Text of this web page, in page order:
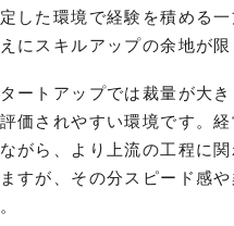
した環境で経験を積める一
にスキルアップの余地が限
ートアップでは裁量が大
価されやすい環境です。
がら、より上流の工程に
すが、その分スピード感